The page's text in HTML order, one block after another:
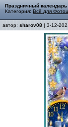
Праздничный
Категория: Всё для
автор: sharov08 | 3-12-